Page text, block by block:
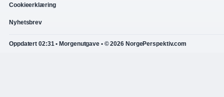
Cookieerklæring
Nyhetsbrev
Oppdatert 02:31 • Morgenutgave • © 2026 NorgePerspektiv.com